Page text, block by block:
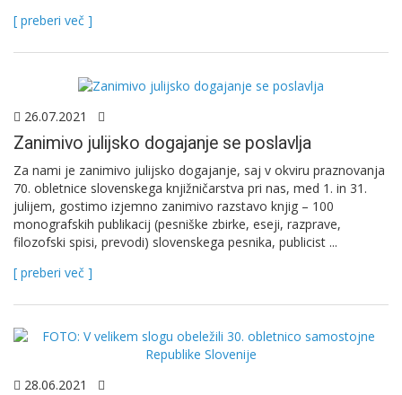
[ preberi več ]
26.07.2021
Zanimivo julijsko dogajanje se poslavlja
Za nami je zanimivo julijsko dogajanje, saj v okviru praznovanja
70. obletnice slovenskega knjižničarstva pri nas, med 1. in 31.
julijem, gostimo izjemno zanimivo razstavo knjig – 100
monografskih publikacij (pesniške zbirke, eseji, razprave,
filozofski spisi, prevodi) slovenskega pesnika, publicist ...
[ preberi več ]
28.06.2021